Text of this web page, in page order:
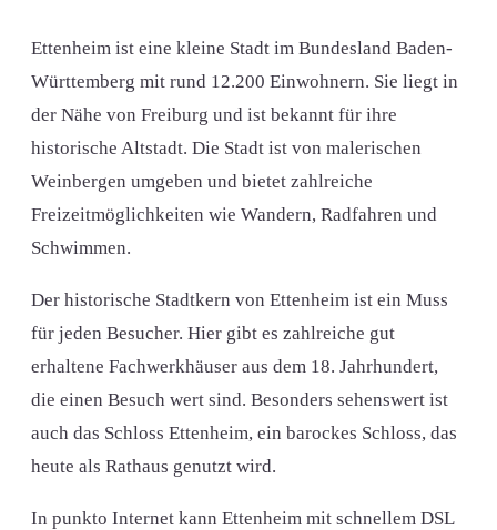
Ettenheim ist eine kleine Stadt im Bundesland Baden-
Württemberg mit rund 12.200 Einwohnern. Sie liegt in
der Nähe von Freiburg und ist bekannt für ihre
historische Altstadt. Die Stadt ist von malerischen
Weinbergen umgeben und bietet zahlreiche
Freizeitmöglichkeiten wie Wandern, Radfahren und
Schwimmen.
Der historische Stadtkern von Ettenheim ist ein Muss
für jeden Besucher. Hier gibt es zahlreiche gut
erhaltene Fachwerkhäuser aus dem 18. Jahrhundert,
die einen Besuch wert sind. Besonders sehenswert ist
auch das Schloss Ettenheim, ein barockes Schloss, das
heute als Rathaus genutzt wird.
In punkto Internet kann Ettenheim mit schnellem DSL